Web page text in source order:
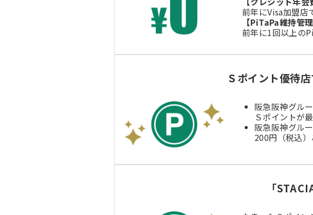
ご案内
三井住友カードのキャッシングサービスのご案内
PiTaPa維持管理料
会員（ジュニア・キッズ会員を含む）1名につき
年間1度のPiTaPa利用があれば維持管理料が無料とな
PiTaPaご利用枠
1ヵ月
（毎月1日～月末日までの割引適用前普通旅客運
前年にVisa加盟店
【PiTaPa維持管理
前年に1回以上の
Ｓポイント優待
阪急阪神グル
Ｓポイントが
阪急阪神グル
200円（税込
「